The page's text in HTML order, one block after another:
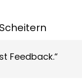
Feedback.“